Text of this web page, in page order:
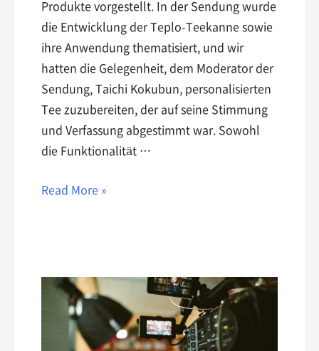
Produkte vorgestellt. In der Sendung wurde
die Entwicklung der Teplo-Teekanne sowie
ihre Anwendung thematisiert, und wir
hatten die Gelegenheit, dem Moderator der
Sendung, Taichi Kokubun, personalisierten
Tee zuzubereiten, der auf seine Stimmung
und Verfassung abgestimmt war. Sowohl
die Funktionalität …
Read More »